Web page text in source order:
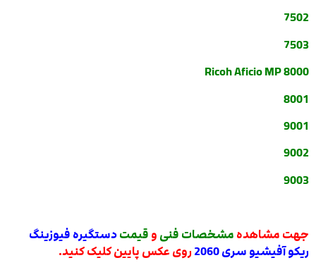
7502
7503
Ricoh Aficio MP 8000
8001
9001
9002
9003
جهت مشاهده مشخصات فنی و قیمتدستگیره فیوزینگ
ریکو آفیشیو سری 2060
روی عکس پایین کلیک کنید.